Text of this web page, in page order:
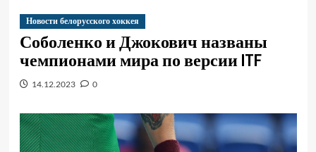
Новости белорусского хоккея
Соболенко и Джокович названы
чемпионами мира по версии ITF
14.12.2023 0